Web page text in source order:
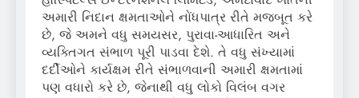
અમારી નિદાન ક્ષમતાઓને નોંધપાત્ર રીતે મજબૂત કરે
છે, જે અમને વધુ સમયસર, પુરાવા-આધારિત અને
વ્યક્તિગત સંભાળ પૂરી પાડવા દેશે. તે વધુ સંખ્યામાં
દર્દીઓને કાર્યક્ષમ રીતે સંભાળવાની અમારી ક્ષમતામાં
પણ વધારો કરે છે, જેનાથી વધુ લોકો વિલંબ વગર